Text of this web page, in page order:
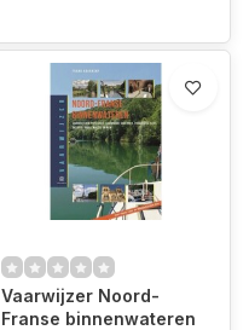
Vaarwijzer Noord-
Franse binnenwateren